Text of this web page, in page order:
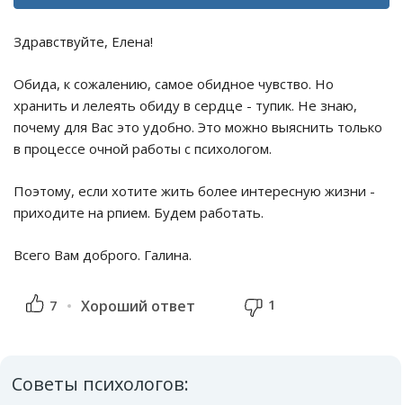
Здравствуйте, Елена!
Обида, к сожалению, самое обидное чувство. Но
хранить и лелеять обиду в сердце - тупик. Не знаю,
почему для Вас это удобно. Это можно выяснить только
в процессе очной работы с психологом.
Поэтому, если хотите жить более интересную жизни -
приходите на рпием. Будем работать.
Всего Вам доброго. Галина.
7 Хороший ответ 1
Советы психологов: